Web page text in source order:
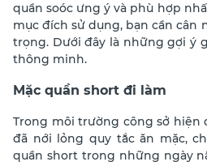
quần soóc ưng ý và phù hợp
mục đích sử dụng, bạn cần cân
trọng. Dưới đây là những gợi ý
thông minh.
Mặc quần short đi làm
Trong môi trường công sở hiện
đã nới lỏng quy tắc ăn mặc,
quần short trong những ngày